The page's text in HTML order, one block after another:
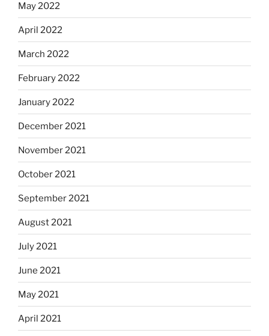
May 2022
April 2022
March 2022
February 2022
January 2022
December 2021
November 2021
October 2021
September 2021
August 2021
July 2021
June 2021
May 2021
April 2021